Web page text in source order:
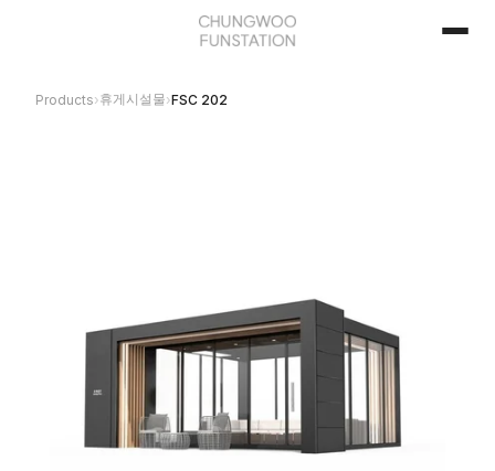
Products›휴게시설물›FSC 202